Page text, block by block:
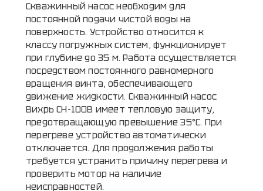
Скважинный насос необходим для
постоянной подачи чистой воды на
поверхность. Устройство относится к
классу погружных систем, функционирует
при глубине до 35 м. Работа осуществляется
посредством постоянного равномерного
вращения винта, обеспечивающего
движение жидкости. Скважинный насос
Вихрь СН-100В имеет тепловую защиту,
предотвращающую превышение 35°C. При
перегреве устройство автоматически
отключается. Для продолжения работы
требуется устранить причину перегрева и
проверить мотор на наличие
неисправностей.